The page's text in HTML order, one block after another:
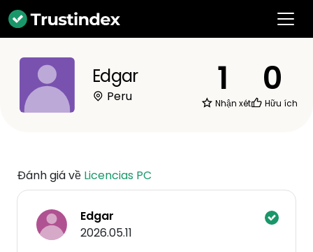
Edgar
Peru 1
Nhận xét
0
Hữu ích
Đánh giá về Licencias PC
Edgar
2026.05.11